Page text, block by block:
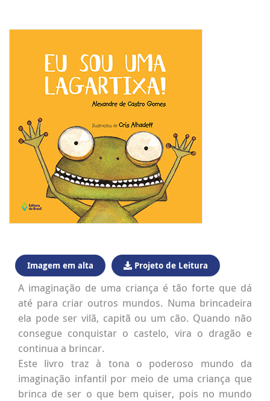
Imagem em alta Projeto de Leitura
A imaginação de uma criança é tão forte que dá
até para criar outros mundos. Numa brincadeira
ela pode ser vilã, capitã ou um cão. Quando não
consegue conquistar o castelo, vira o dragão e
continua a brincar.
Este livro traz à tona o poderoso mundo da
imaginação infantil por meio de uma criança que
brinca de ser o que bem quiser, pois no mundo